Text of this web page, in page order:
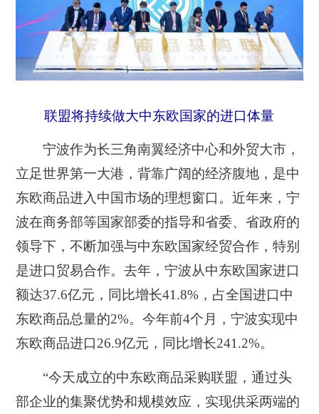
联盟将持续做大中东欧国家的进口体量
宁波作为长三角南翼经济中心和外贸大市，
立足世界第一大港，背靠广阔的经济腹地，是中
东欧商品进入中国市场的理想窗口。近年来，宁
波在商务部等国家部委的指导和省委、省政府的
领导下，不断加强与中东欧国家经贸合作，特别
是进口贸易合作。去年，宁波从中东欧国家进口
额达37.6亿元，同比增长41.8%，占全国进口中
东欧商品总量的2%。今年前4个月，宁波实现中
东欧商品进口26.9亿元，同比增长241.2%。
“今天成立的中东欧商品采购联盟，通过头
部企业的集聚优势和规模效应，实现供采两端的